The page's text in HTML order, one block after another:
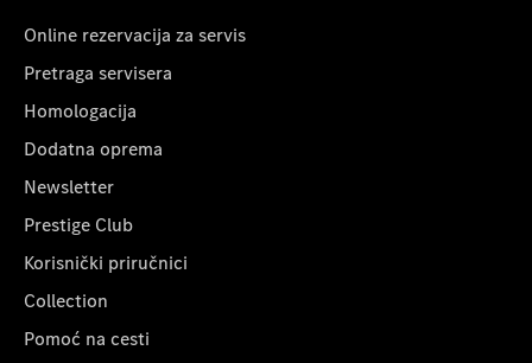
Online rezervacija za servis
Pretraga servisera
Homologacija
Dodatna oprema
Newsletter
Prestige Club
Korisnički priručnici
Collection
Pomoć na cesti